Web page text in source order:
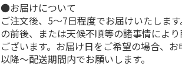
●お届けについて
ご注文後、5～7日程度でお届けいたしま
の前後、または天候不順等の諸事情によ
ございます。お届け日をご希望の場合、
以降～配送期間内でお願いします。